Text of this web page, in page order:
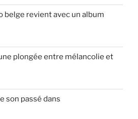
belge revient avec un album
une plongée entre mélancolie et
son passé dans